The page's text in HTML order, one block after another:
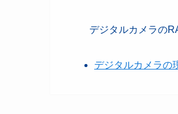
デジタルカメラの
デジタルカメラの